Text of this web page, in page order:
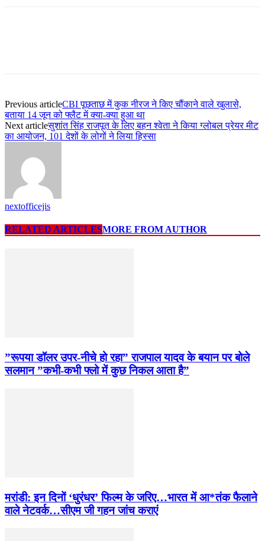
Previous articleCBI पूछताछ में कुक नीरज ने किए चौंकाने वाले खुलासे,
बताया 14 जून को फ्लैट में क्या-क्या हुआ था
Next articleसुशांत सिंह राजपूत के लिए बहन श्वेता ने किया ग्लोबल प्रेयर मीट
का आयोजन, 101 देशों के लोगों ने लिया हिस्सा
nextofficejis
RELATED ARTICLESMORE FROM AUTHOR
”रूपया डॉलर उपर-नीचे हो रहा” राजपाल यादव के बयान पर बोले
सलमान ”कभी-कभी फ्लो में कुछ निकल आता है”
मरांडी: इन दिनों ‘धुरंधर’ फिल्म के जरिए…भारत में आ*तंक फैलाने
वाले नेटवर्क…सीएम जी गहन जांच कराएं